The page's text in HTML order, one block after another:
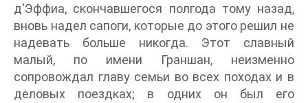
д'Эффиа, скончавшегося полгода тому назад,
вновь надел сапоги, которые до этого решил не
надевать больше никогда. Этот славный
малый, по имени Граншан, неизменно
сопровождал главу семьи во всех походах и в
деловых поездках; в одних он был его